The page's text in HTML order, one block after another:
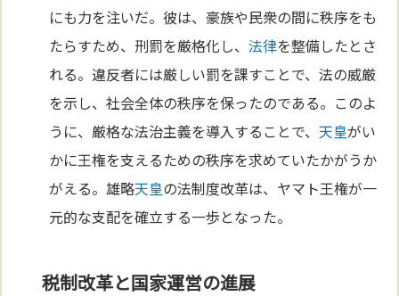
にも力を注いだ。彼は、豪族や民衆の間に秩序をも
たらすため、刑罰を厳格化し、法律を整備したとさ
れる。違反者には厳しい罰を課すことで、法の威厳
を示し、社会全体の秩序を保ったのである。このよ
うに、厳格な法治主義を導入することで、天皇がい
かに王権を支えるための秩序を求めていたかがうか
がえる。雄略天皇の法制度改革は、ヤマト王権が一
元的な支配を確立する一歩となった。
税制改革と国家運営の進展